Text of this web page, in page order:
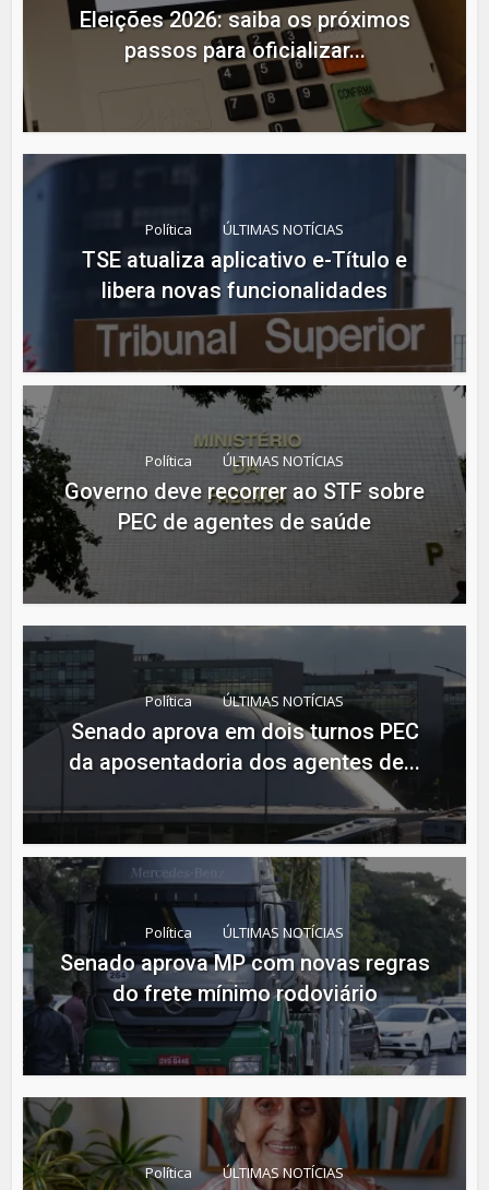
Eleições 2026: saiba os próximos
passos para oficializar...
Política ÚLTIMAS NOTÍCIAS
TSE atualiza aplicativo e-Título e
libera novas funcionalidades
Política ÚLTIMAS NOTÍCIAS
Governo deve recorrer ao STF sobre
PEC de agentes de saúde
Política ÚLTIMAS NOTÍCIAS
Senado aprova em dois turnos PEC
da aposentadoria dos agentes de...
Política ÚLTIMAS NOTÍCIAS
Senado aprova MP com novas regras
do frete mínimo rodoviário
Política ÚLTIMAS NOTÍCIAS